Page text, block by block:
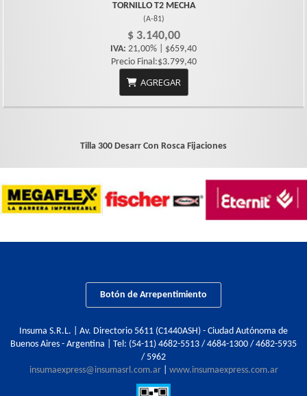
TORNILLO T2 MECHA
(A-81)
$ 3.140,00
IVA: 21,00% | $659,40
Precio Final:$3.799,40
AGREGAR
Tilla 300 Desarr Con Rosca Fijaciones
Botón de Arrepentimiento
Insuma S.R.L. | Av. Directorio 5611 (C1440ASH) - Ciudad Autónoma de
Buenos Aires - Argentina | Tel: (54-11) 4682-5513 / 4684-1300 / 4682-5935
/ 5962
insumaexpress@insumasrl.com.ar| www.insumaexpress.com.ar